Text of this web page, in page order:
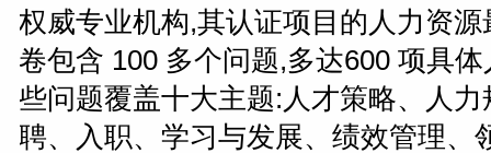
权威专业机构,其认证项目的人力资
卷包含 100 多个问题,多达600 项具
些问题覆盖十大主题:人才策略、人
聘、入职、学习与发展、绩效管理、